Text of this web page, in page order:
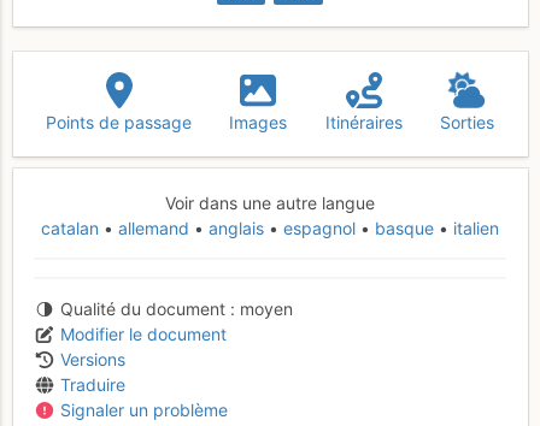
Points de passage Images Itinéraires Sorties
Voir dans une autre langue
catalan
allemand anglais espagnol basque italien
Qualité du document
moyen
Modifier le document
Versions
Traduire
Signaler un problème